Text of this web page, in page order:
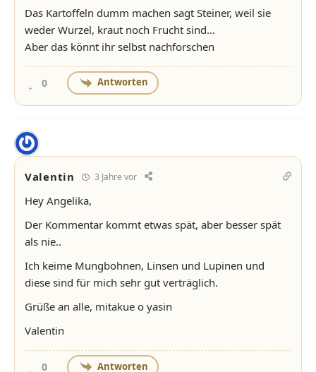
Das Kartoffeln dumm machen sagt Steiner, weil sie
weder Wurzel, kraut noch Frucht sind…
Aber das könnt ihr selbst nachforschen
0 Antworten
Valentin 3 Jahre vor
Hey Angelika,
Der Kommentar kommt etwas spät, aber besser spät
als nie..
Ich keime Mungbohnen, Linsen und Lupinen und
diese sind für mich sehr gut verträglich.
Grüße an alle, mitakue o yasin
Valentin
0 Antworten